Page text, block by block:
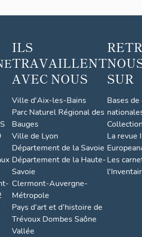
ILS
TRAVAILLENT
AVEC NOUS
Ville d'Aix-les-Bains
Parc Naturel Régional des
Bauges
Ville de Lyon
Département de la Savoie
Département de la Haute-
Savoie
Clermont-Auvergne-
Métropole
Pays d’art et d’histoire de
Trévoux Dombes Saône
Vallée
SUR
Bases
La revue
Les